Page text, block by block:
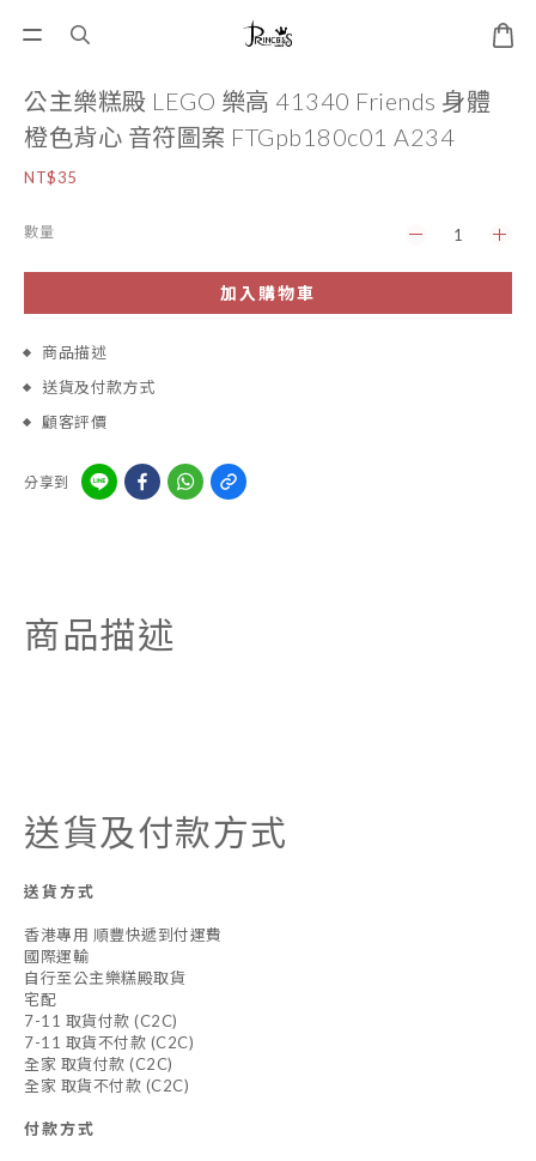
公主樂糕殿 LEGO 樂高 41340 Friends 身體
橙色背心 音符圖案 FTGpb180c01 A234
NT$35
數量
加入購物車
商品描述
送貨及付款方式
顧客評價
分享到
商品描述
送貨及付款方式
送貨方式
香港專用 順豐快遞到付運費
國際運輸
自行至公主樂糕殿取貨
宅配
7-11 取貨付款 (C2C)
7-11 取貨不付款 (C2C)
全家 取貨付款 (C2C)
全家 取貨不付款 (C2C)
付款方式